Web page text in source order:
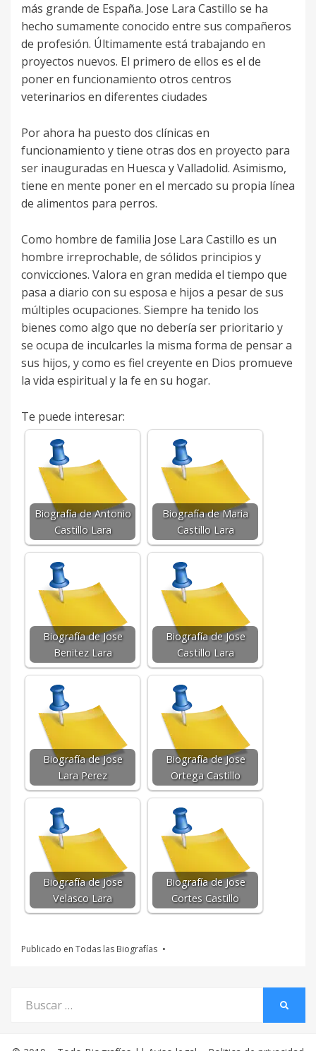
más grande de España. Jose Lara Castillo se ha
hecho sumamente conocido entre sus compañeros
de profesión. Últimamente está trabajando en
proyectos nuevos. El primero de ellos es el de
poner en funcionamiento otros centros
veterinarios en diferentes ciudades
Por ahora ha puesto dos clínicas en
funcionamiento y tiene otras dos en proyecto para
ser inauguradas en Huesca y Valladolid. Asimismo,
tiene en mente poner en el mercado su propia línea
de alimentos para perros.
Como hombre de familia Jose Lara Castillo es un
hombre irreprochable, de sólidos principios y
convicciones. Valora en gran medida el tiempo que
pasa a diario con su esposa e hijos a pesar de sus
múltiples ocupaciones. Siempre ha tenido los
bienes como algo que no debería ser prioritario y
se ocupa de inculcarles la misma forma de pensar a
sus hijos, y como es fiel creyente en Dios promueve
la vida espiritual y la fe en su hogar.
Te puede interesar:
Biografía de Antonio
Castillo Lara
Biografía de Maria
Castillo Lara
Biografía de Jose
Benitez Lara
Biografía de Jose
Castillo Lara
Biografía de Jose
Lara Perez
Biografía de Jose
Ortega Castillo
Biografía de Jose
Velasco Lara
Biografía de Jose
Cortes Castillo
Publicado en Todas las Biografías
por: